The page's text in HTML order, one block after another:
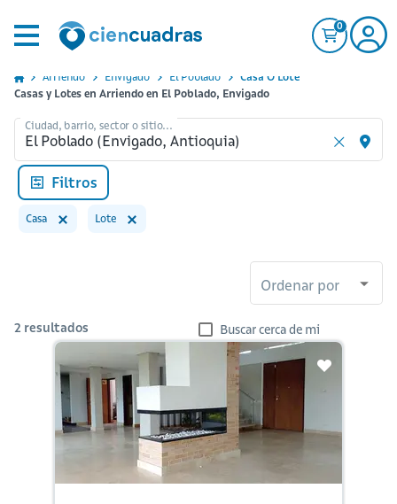
0
Arriendo Envigado El Poblado
Casa O Lote
Casas y Lotes en Arriendo en El Poblado, Envigado
Ciudad, barrio, sector o sitio...
Filtros
Casa Lote
Ordenar por
2 resultados Buscar cerca de mi